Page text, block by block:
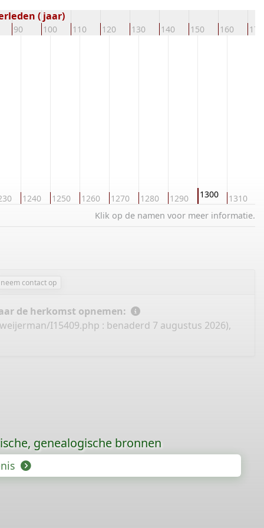
90 100 110 120 130 140 150 160 170
( jaar)
1240 1250 1260 1270 1280 1290 1300 1310
Klik op de namen voor meer informatie.
neem contact op
de herkomst opnemen:
I15409.php : benaderd 7 augustus 2026),
genealogische bronnen